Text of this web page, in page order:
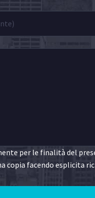
per le finalità del
copia facendo esplicita